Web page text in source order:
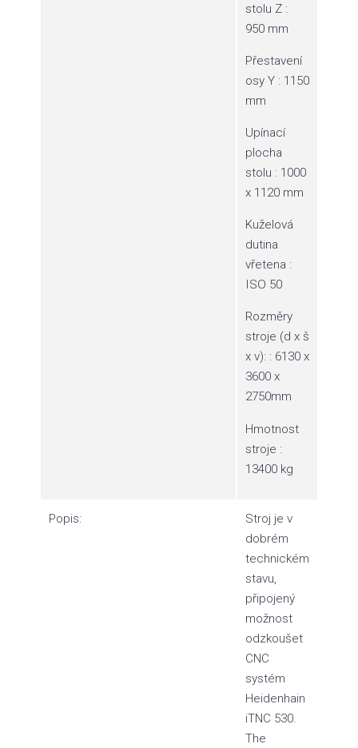
stolu Z :
950 mm
Přestavení
osy Y : 1150
mm
Upínací
plocha
stolu : 1000
x 1120 mm
Kuželová
dutina
vřetena :
ISO 50
Rozměry
stroje (d x š
x v): : 6130 x
3600 x
2750mm
Hmotnost
stroje :
13400 kg
Popis:
Stroj je v
dobrém
technickém
stavu,
připojený
možnost
odzkoušet
CNC
systém
Heidenhain
iTNC 530.
The